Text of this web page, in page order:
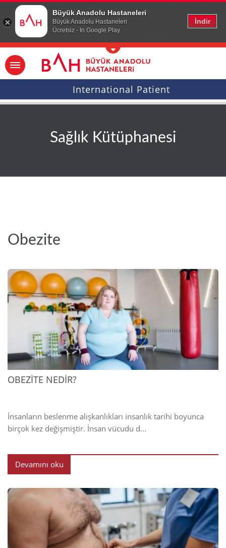
Büyük Anadolu Hastaneleri
Büyük Anadolu Hastaneleri
Ücretsiz - In Google Play
İndir
Ana icerige atla
International Patient
Sağlık Kütüphanesi
Obezite
OBEZİTE NEDİR?
İnsanların beslenme alışkanlıkları insanlık tarihi boyunca
birçok kez değişmiştir. İnsan vücudu d...
Devamını oku
2025